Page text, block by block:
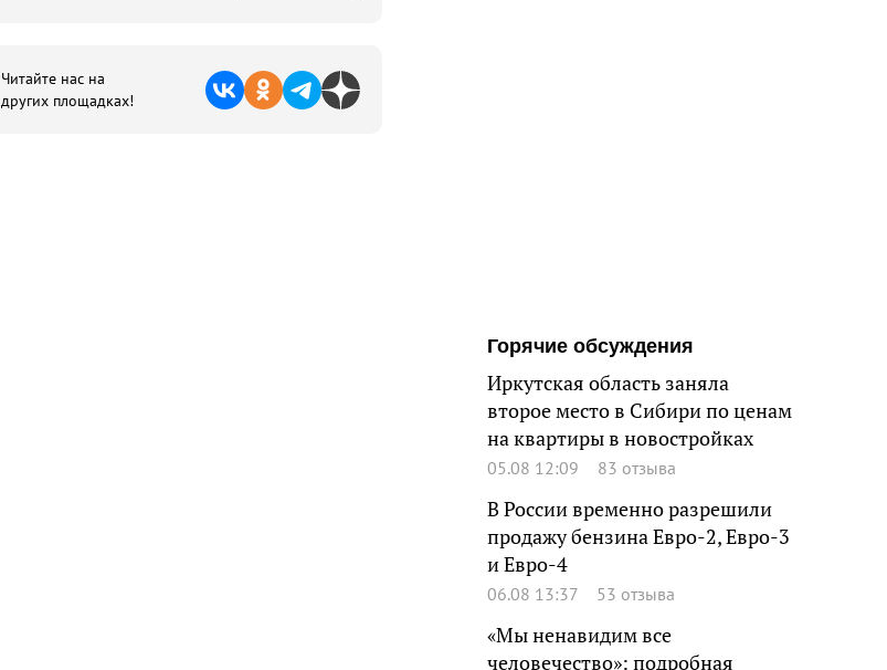
Читайте нас на
других площадках!
Горячие обсуждения
Иркутская область заняла
второе место в Сибири по ценам
на квартиры в новостройках
05.08 12:09 83 отзыва
В России временно разрешили
продажу бензина Евро-2, Евро-3
и Евро-4
06.08 13:37 53 отзыва
«Мы ненавидим все
человечество»: подробная